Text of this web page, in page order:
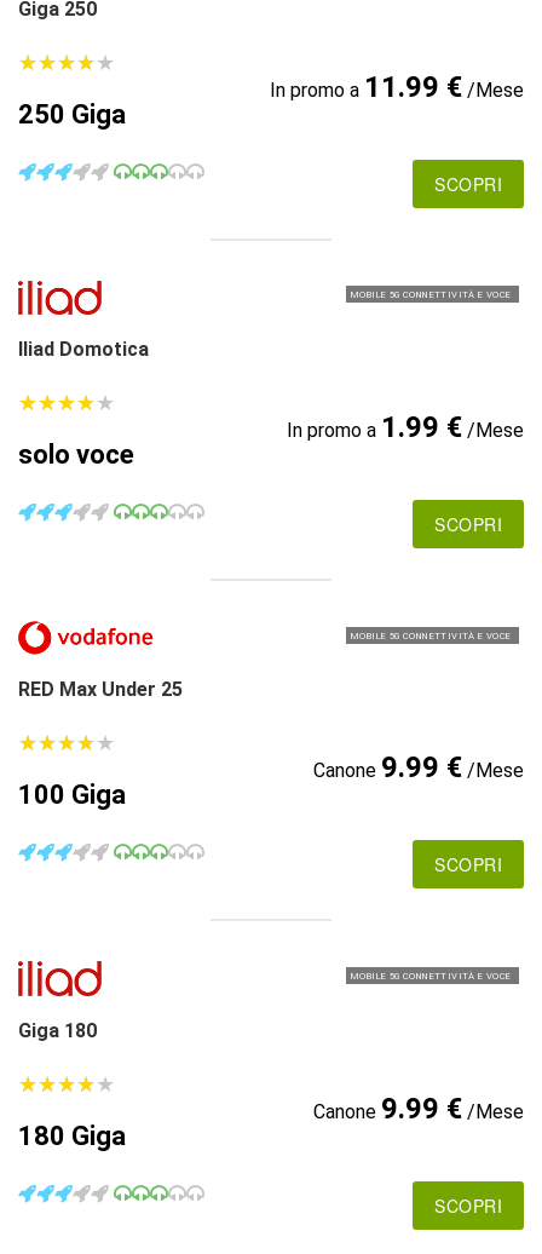
Giga 250
★★★★★
★★★★★
250 Giga
In promo a 11.99 €/Mese
SCOPRI
MOBILE 5G CONNETTIVITÀ E VOCE
Iliad Domotica
★★★★★
★★★★★
solo voce
In promo a 1.99 €/Mese
SCOPRI
MOBILE 5G CONNETTIVITÀ E VOCE
RED Max Under 25
★★★★★
★★★★★
100 Giga
Canone 9.99 €/Mese
SCOPRI
MOBILE 5G CONNETTIVITÀ E VOCE
Giga 180
★★★★★
★★★★★
180 Giga
Canone 9.99 €/Mese
SCOPRI